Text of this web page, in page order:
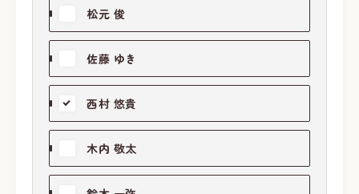
松元 俊
佐藤 ゆき
西村 悠貴
木内 敬太